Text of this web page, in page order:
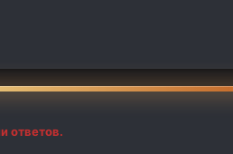
ответов.